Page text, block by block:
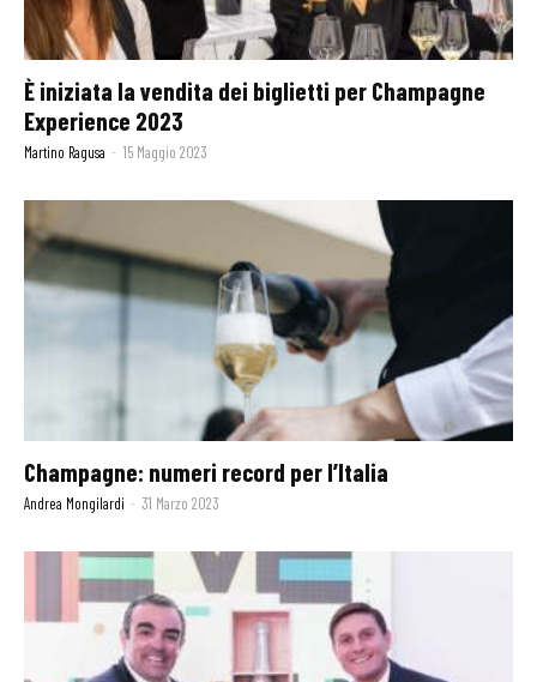
È iniziata la vendita dei biglietti per Champagne
Experience 2023
Martino Ragusa - 15 Maggio 2023
Champagne: numeri record per l’Italia
Andrea Mongilardi - 31 Marzo 2023